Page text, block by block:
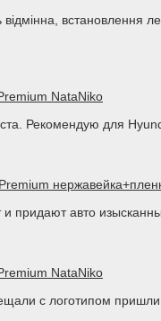
NataNiko
Рекомендую для
придают авто
NataNiko
с логотипом